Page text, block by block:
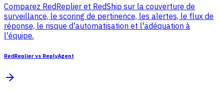
Comparez RedReplier et RedShip sur la couverture de
surveillance, le scoring de pertinence, les alertes, le flux de
réponse, le risque d'automatisation et l'adéquation à
l'équipe.
RedReplier vs ReplyAgent